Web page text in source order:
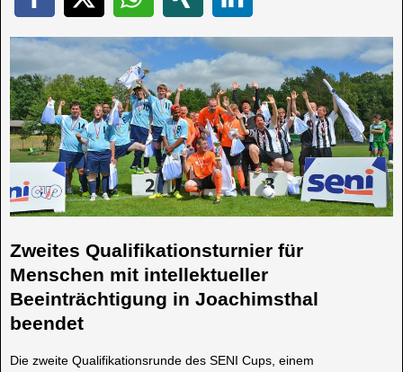
Zweites Qualifikationsturnier für
Menschen mit intellektueller
Beeinträchtigung in Joachimsthal
beendet
Die zweite Qualifikationsrunde des SENI Cups, einem